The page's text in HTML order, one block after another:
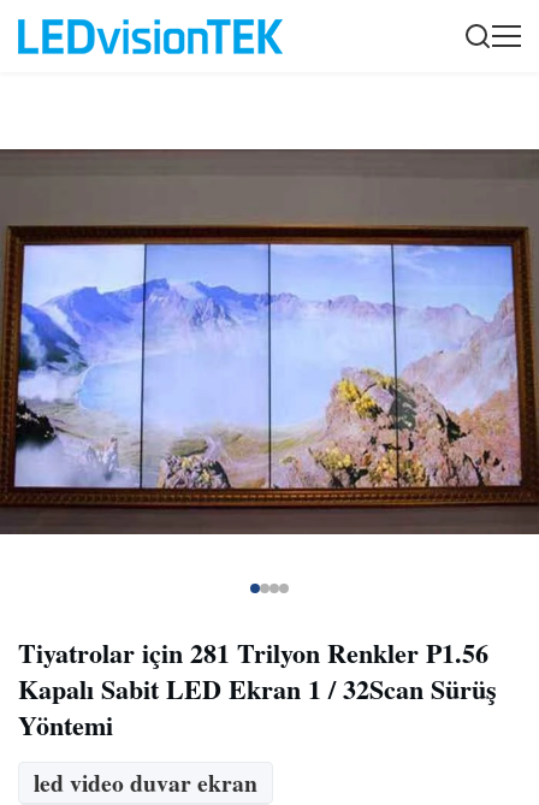
Tiyatrolar için 281 Trilyon Renkler P1.56
Kapalı Sabit LED Ekran 1 / 32Scan Sürüş
Yöntemi
led video duvar ekran